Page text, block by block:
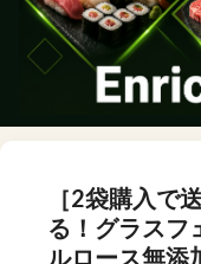
［2袋購入で
る！グラスフ
ルロース無添